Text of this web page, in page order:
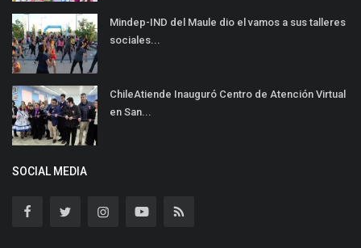
Mindep-IND del Maule dio el vamos a sus talleres
sociales...
ChileAtiende Inauguró Centro de Atención Virtual
en San...
SOCIAL MEDIA